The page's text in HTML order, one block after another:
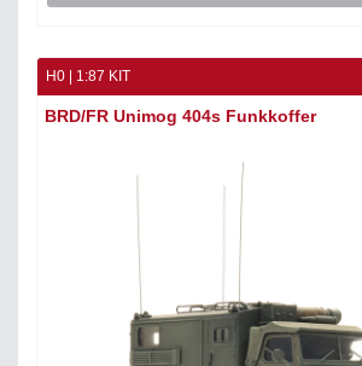
H0 | 1:87 KIT
BRD/FR Unimog 404s Funkkoffer